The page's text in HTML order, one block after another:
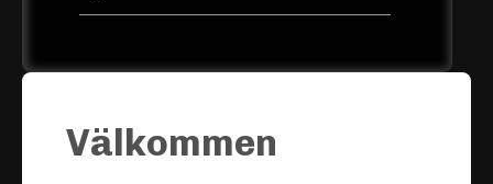
Välkommen